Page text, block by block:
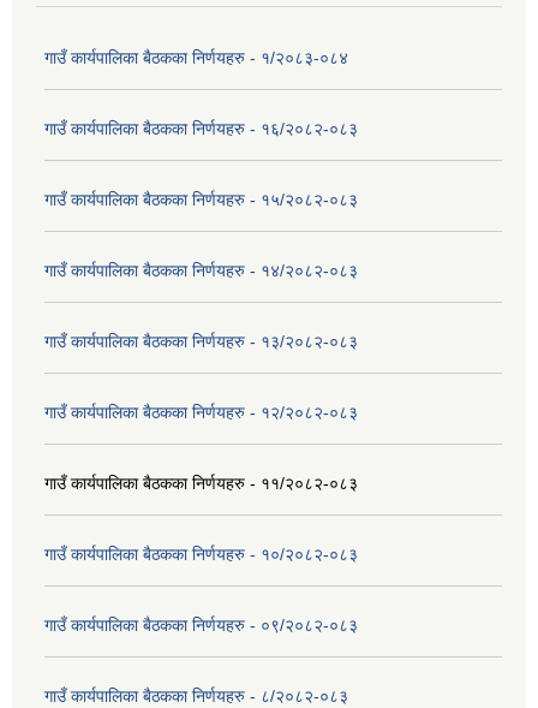
गाउँ कार्यपालिका बैठकका निर्णयहरु - १/२०८३-०८४
गाउँ कार्यपालिका बैठकका निर्णयहरु - १६/२०८२-०८३
गाउँ कार्यपालिका बैठकका निर्णयहरु - १५/२०८२-०८३
गाउँ कार्यपालिका बैठकका निर्णयहरु - १४/२०८२-०८३
गाउँ कार्यपालिका बैठकका निर्णयहरु - १३/२०८२-०८३
गाउँ कार्यपालिका बैठकका निर्णयहरु - १२/२०८२-०८३
गाउँ कार्यपालिका बैठकका निर्णयहरु - ११/२०८२-०८३
गाउँ कार्यपालिका बैठकका निर्णयहरु - १०/२०८२-०८३
गाउँ कार्यपालिका बैठकका निर्णयहरु - ०९/२०८२-०८३
गाउँ कार्यपालिका बैठकका निर्णयहरु - ८/२०८२-०८३